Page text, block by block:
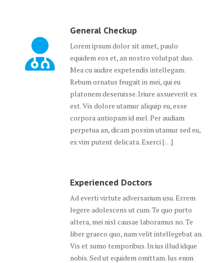
General Checkup
Lorem ipsum dolor sit amet, paulo
equidem eos et, an nostro volutpat duo.
Mea cu audire expetendis intellegam.
Rebum ornatus feugait in mei, qui eu
platonem deseruisse. Iriure assueverit ex
est. Vis dolore utamur aliquip eu, esse
corpora antiopam id mel. Per audiam
perpetua an, dicam possim utamur sed eu,
ex vim putent delicata. Exerci […]
Experienced Doctors
Ad everti virtute adversarium usu. Errem
legere adolescens ut cum. Te quo purto
altera, mei nisl causae laboramus no. Te
liber graeco quo, nam velit intellegebat an.
Vis et sumo temporibus. In ius illud idque
nobis. Sed ut equidem omittam. Ius enim